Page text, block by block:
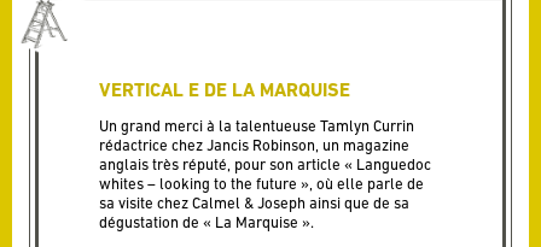
VERTICAL E DE LA MARQUISE
Un grand merci à la talentueuse Tamlyn Currin
rédactrice chez Jancis Robinson, un magazine
anglais très réputé, pour son article « Languedoc
whites – looking to the future », où elle parle de
sa visite chez Calmel & Joseph ainsi que de sa
dégustation de « La Marquise ».